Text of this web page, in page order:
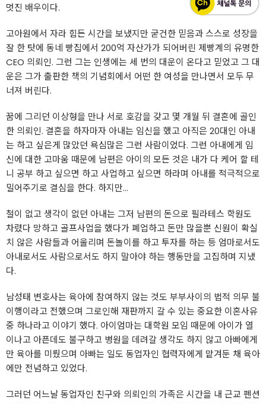
멋진 배우이다.
고아원에서 자라 힘든 시간을 보냈지만 굳건한 믿음과 스스로 성장을
잘 한 탓에 동네 빵집에서 200억 자산가가 되어버린 제빵계의 유명한
CEO 의뢰인. 그런 그는 인생에는 세 번의 대운이 온다고 믿었고 그 대
운은 그가 출판한 책의 기념회에서 어떤 한 여성을 만나면서 모두 무
너져 버린다.
꿈에 그리던 이상형을 만나 서로 호감을 갖고 몇 개월 뒤 결혼에 골인
한 의뢰인. 결혼을 하자마자 아내는 임신을 했고 아직은 20대인 아내
는 하고 싶은게 많았던 욕심많은 그런 사람이었다. 그런 아내에게 임
신에 대한 고마움 때문에 남편은 아이의 모든 것은 내가 다 케어 할 테
니 공부 하고 싶으면 하고 사업하고 싶으면 하라며 아내를 적극적으로
밀어주기로 결심을 한다. 하지만...
철이 없고 생각이 없던 아내는 그저 남편의 돈으로 필라테스 학원도
차렸다 망하고 골프사업을 했다가 폐업하고 돈만 많을뿐 신원이 확실
치 않은 사람들과 어울리며 돈놀이를 하고 투자를 하는 등 엄마로서도
아내로서도 사람으로서도 하지 말아야 하는 행동만을 고집하며 지냈
다.
남성태 변호사는 육아에 참여하지 않는 것도 부부사이의 법적 의무 불
이행이라고 전했으며 그로인해 재판까지 갈 수 있는 중요한 이혼사유
중 하나라고 이야기 했다. 아이엄마는 대학원 모임 때문에 아이가 열
이나고 아픈데도 불구하고 병원을 데려갈 생각도 하지 않고 아빠에게
만 육아를 미뤘으며 아빠는 일도 동업자인 협력자에게 맡겨둔 채 육아
에만 전념하고 있었다.
그러던 어느날 동업자인 친구와 의뢰인의 가족은 시간을 내 근교 펜션